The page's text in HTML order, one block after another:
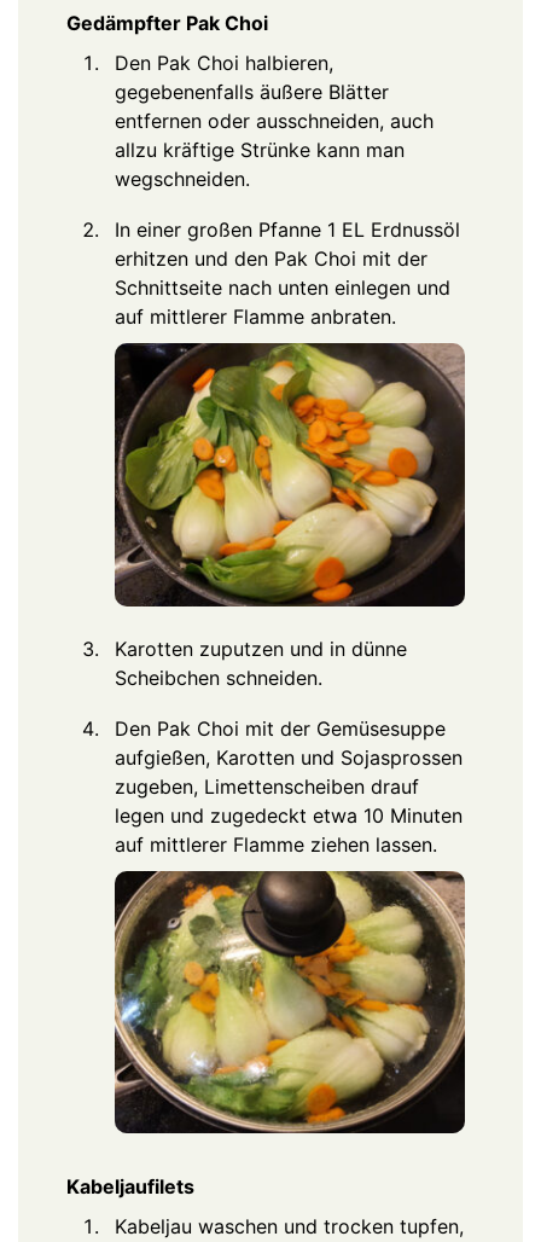
Gedämpfter Pak Choi
Den Pak Choi halbieren,
gegebenenfalls äußere Blätter
entfernen oder ausschneiden, auch
allzu kräftige Strünke kann man
wegschneiden.
In einer großen Pfanne 1 EL Erdnussöl
erhitzen und den Pak Choi mit der
Schnittseite nach unten einlegen und
auf mittlerer Flamme anbraten.
Karotten zuputzen und in dünne
Scheibchen schneiden.
Den Pak Choi mit der Gemüsesuppe
aufgießen, Karotten und Sojasprossen
zugeben, Limettenscheiben drauf
legen und zugedeckt etwa 10 Minuten
auf mittlerer Flamme ziehen lassen.
Kabeljaufilets
Kabeljau waschen und trocken tupfen,